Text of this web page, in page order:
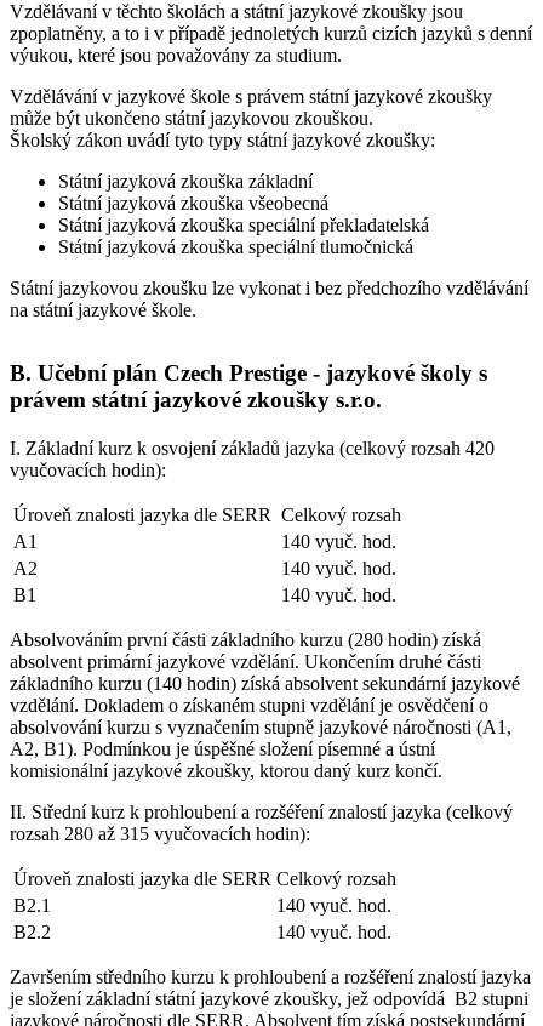
Vzdělávaní v těchto školách a státní jazykové zkoušky jsou
zpoplatněny, a to i v případě jednoletých kurzů cizích jazyků s denní
výukou, které jsou považovány za studium.
Vzdělávání v jazykové škole s právem státní jazykové zkoušky
může být ukončeno státní jazykovou zkouškou.
Školský zákon uvádítyto typy státní jazykové zkoušky:
Státní jazyková zkouška základní
Státní jazyková zkouška všeobecná
Státní jazyková zkouška speciální překladatelská
Státní jazyková zkouška speciální tlumočnická
Státní jazykovou zkoušku lze vykonat i bez předchozího vzdělávání
na státní jazykové škole.
B. Učební plán Czech Prestige - jazykové školy s
právem státní jazykové zkoušky s.r.o.
I. Základní kurz k osvojení základů jazyka (celkový rozsah 420
vyučovacích hodin):
Úroveň znalosti jazyka dle SERR Celkový rozsah
A1
140 vyuč. hod.
A2
140 vyuč. hod.
B1
140 vyuč. hod.
Absolvováním první části základního kurzu (280 hodin) získá
absolvent primární jazykové vzdělání. Ukončením druhé části
základního kurzu (140 hodin) získá absolvent sekundární jazykové
vzdělání. Dokladem o získaném stupni vzdělání je osvědčení o
absolvování kurzu s vyznačením stupně jazykové náročnosti (A1,
A2, B1). Podmínkou je úspěšné složení písemné a ústní
komisionální jazykové zkoušky, ktorou daný kurz končí.
II. Střední kurz k prohloubení a rozšéření znalostí jazyka (celkový
rozsah 280 až 315 vyučovacích hodin):
Úroveň znalosti jazyka dle SERR Celkový rozsah
B2.1
140 vyuč. hod.
B2.2
140 vyuč. hod.
Završením středního kurzu k prohloubení a rozšéření znalostí jazyka
je složení základní státní jazykové zkoušky, jež odpovídá B2 stupni
jazykové náročnosti dle SERR. Absolvent tím získá postsekundární